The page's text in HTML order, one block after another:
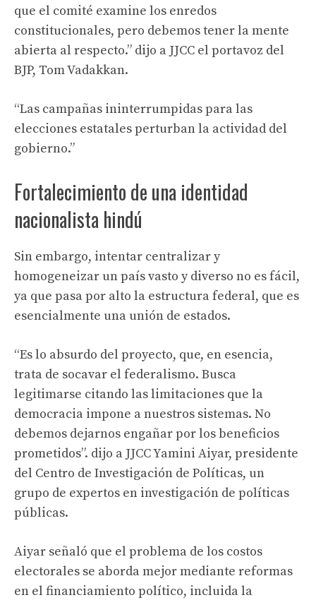
que el comité examine los enredos
constitucionales, pero debemos tener la mente
abierta al respecto.” dijo a JJCC el portavoz del
BJP, Tom Vadakkan.
“Las campañas ininterrumpidas para las
elecciones estatales perturban la actividad del
gobierno.”
Fortalecimiento de una identidad
nacionalista hindú
Sin embargo, intentar centralizar y
homogeneizar un país vasto y diverso no es fácil,
ya que pasa por alto la estructura federal, que es
esencialmente una unión de estados.
“Es lo absurdo del proyecto, que, en esencia,
trata de socavar el federalismo. Busca
legitimarse citando las limitaciones que la
democracia impone a nuestros sistemas. No
debemos dejarnos engañar por los beneficios
prometidos”. dijo a JJCC Yamini Aiyar, presidente
del Centro de Investigación de Políticas, un
grupo de expertos en investigación de políticas
públicas.
Aiyar señaló que el problema de los costos
electorales se aborda mejor mediante reformas
en el financiamiento político, incluida la